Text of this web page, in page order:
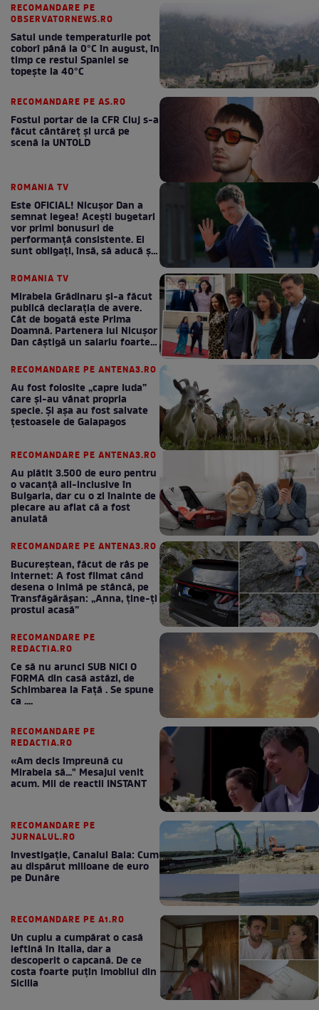
RECOMANDARE PE
OBSERVATORNEWS.RO
Satul unde temperaturile pot
coborî până la 0°C în august, în
timp ce restul Spaniei se
topește la 40°C
RECOMANDARE PE AS.RO
Fostul portar de la CFR Cluj s-a
făcut cântăreţ şi urcă pe
scenă la UNTOLD
ROMANIA TV
Este OFICIAL! Nicușor Dan a
semnat legea! Acești bugetari
vor primi bonusuri de
performanță consistente. Ei
sunt obligați, însă, să aducă și
ROMANIA TV
Mirabela Grădinaru și-a făcut
publică declarația de avere.
Cât de bogată este Prima
Doamnă. Partenera lui Nicușor
Dan câștigă un salariu foarte
RECOMANDARE PE ANTENA3.RO
Au fost folosite „capre Iuda”
care și-au vânat propria
specie. Și așa au fost salvate
țestoasele de Galapagos
RECOMANDARE PE ANTENA3.RO
Au plătit 3.500 de euro pentru
o vacanță all-inclusive în
Bulgaria, dar cu o zi înainte de
plecare au aflat că a fost
anulată
RECOMANDARE PE ANTENA3.RO
Bucureștean, făcut de râs pe
internet: A fost filmat când
desena o inimă pe stâncă, pe
Transfăgărășan: „Anna, ține-ți
prostul acasă”
RECOMANDARE PE
REDACTIA.RO
Ce să nu arunci SUB NICI O
FORMA din casă astăzi, de
Schimbarea la Față . Se spune
ca ....
RECOMANDARE PE
REDACTIA.RO
«Am decis împreună cu
Mirabela să..." Mesajul venit
acum. Mii de reactii INSTANT
RECOMANDARE PE
JURNALUL.RO
Investigație, Canalul Bala: Cum
au dispărut milioane de euro
pe Dunăre
RECOMANDARE PE A1.RO
Un cuplu a cumpărat o casă
ieftină în Italia, dar a
descoperit o capcană. De ce
costa foarte puțin imobilul din
Sicilia